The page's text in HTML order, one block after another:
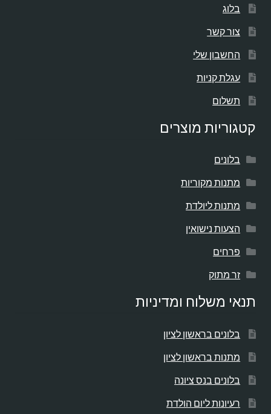
בלוג
צור קשר
החשבון שלי
עגלת קניות
תשלום
קטגוריות מוצרים
בלונים
מתנות מקוריות
מתנות ליולדת
הצעות נישואין
פרחים
זר מתוק
תנאי משלוח ומדיניות
בלונים בראשון לציון
מתנות בראשון לציון
בלונים בנס ציונה
רעיונות ליום הולדת